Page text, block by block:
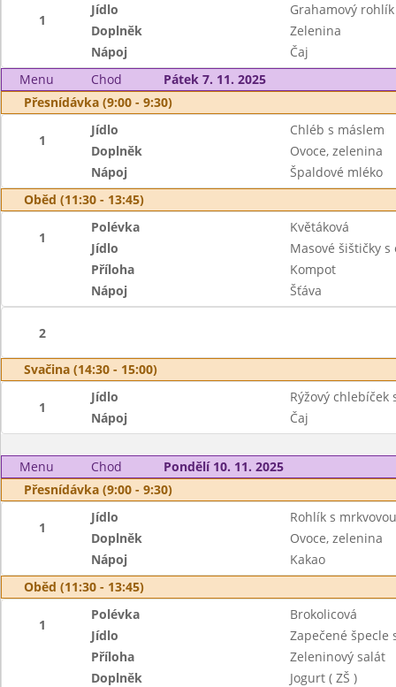
1
Jídlo
Grahamový
Doplněk
Zelenina
Nápoj
Čaj
Menu
Chod
Pátek 7. 11. 2025
Přesnídávka (9:00 - 9:30)
1
Jídlo
Chléb s máslem
Doplněk
Ovoce, zelenina
Nápoj
Špaldové mléko
Oběd (11:30 - 13:45)
1
Polévka
Květáková
Jídlo
Masové šištičky
Příloha
Kompot
Nápoj
Šťáva
2
Svačina (14:30 - 15:00)
1
Jídlo
Rýžový chlebíček
Nápoj
Čaj
Menu Chod
Pondělí 10. 11. 2025
Přesnídávka (9:00 - 9:30)
1
Jídlo
Rohlík s
Doplněk
Ovoce, zelenina
Nápoj
Kakao
Oběd (11:30 - 13:45)
1
Polévka
Brokolicová
Jídlo
Zapečené špecle
Příloha
Zeleninový salát
Doplněk
Jogurt ( ZŠ )